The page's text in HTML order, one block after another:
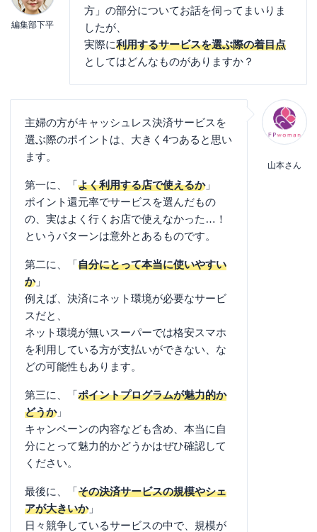
編集部下平
方」の部分についてお話を伺ってまいりま
したが、
実際に利用するサービスを選ぶ際の着目点
としてはどんなものがありますか？
主婦の方がキャッシュレス決済サービスを
選ぶ際のポイントは、大きく4つあると思い
ます。
第一に、「よく利用する店で使えるか」
ポイント還元率でサービスを選んだもの
の、実はよく行くお店で使えなかった…！
というパターンは意外とあるものです。
第二に、「自分にとって本当に使いやすい
か」
例えば、決済にネット環境が必要なサービ
スだと、
ネット環境が無いスーパーでは格安スマホ
を利用している方が支払いができない、な
どの可能性もあります。
第三に、「ポイントプログラムが魅力的か
どうか」
キャンペーンの内容なども含め、本当に自
分にとって魅力的かどうかはぜひ確認して
ください。
最後に、「その決済サービスの規模やシェ
アが大きいか」
日々競争しているサービスの中で、規模が
山本さん